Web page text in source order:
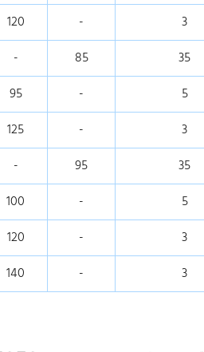
120 - 3
- 85
35
95 -
5
125 - 3
- 95 35
100 -
5
120 -
3
140 - 3